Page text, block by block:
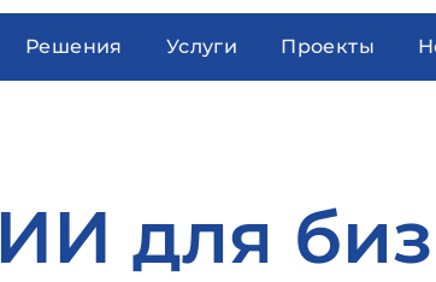
Решения Услуги Проекты
ИИ для